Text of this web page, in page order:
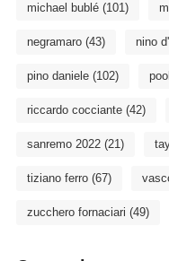
michael bublé(101)
negramaro(43) nino
pino daniele(102)
riccardo cocciante(42)
sanremo 2022(21)
tiziano ferro(67)
zucchero fornaciari (49)